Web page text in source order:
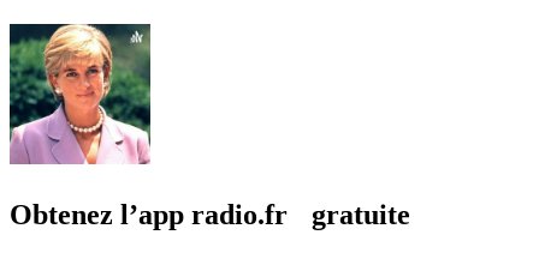
Obtenez l’app radio.fr gratuite